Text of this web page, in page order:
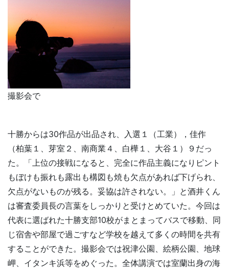
撮影会で
十勝からは30作品が出品され、入選１（工業），佳作
（柏葉１、芽室２、南商業４、白樺１、大谷１）９だっ
た。「上位の接戦になると、完全に作品主義になりピント
もぼけも振れも露出も構図も焼も欠点があれば下げられ、
欠点がないものが残る。妥協は許されない。」と酒井くん
は審査委員長の言葉をしっかりと受けとめていた。今回は
代表に選ばれた十勝支部10校がまとまってバスで移動、同
じ宿舎や部屋で過ごすなど学校を越えて多くの時間を共有
することができた。撮影会では祝津公園、絵柄公園、地球
岬、イタンキ浜等をめぐった。全体講演では室蘭出身の海